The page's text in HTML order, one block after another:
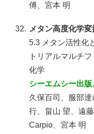
傅、宮本 明
32. メタン高度化学
5.3 メタン活性化
トリアルマルチ
化学
シーエムシー出
久保百司、服部
行、畠山 望、遠
Carpio、宮本 明